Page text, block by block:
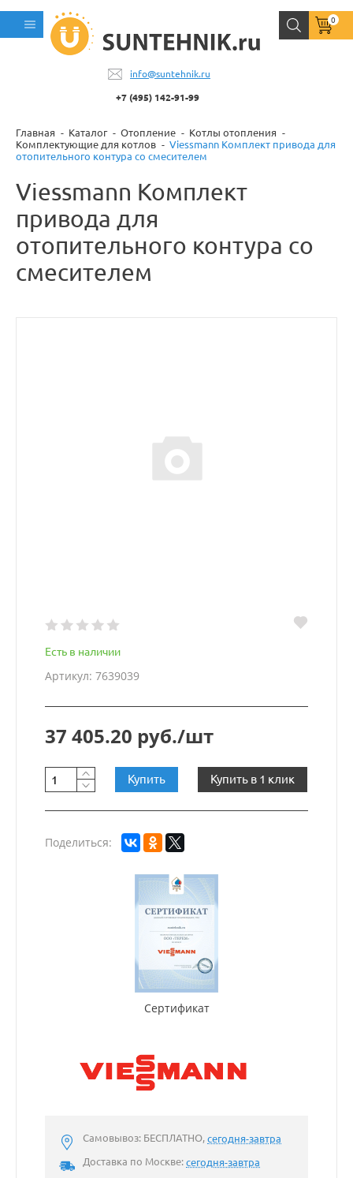
info@suntehnik.ru
+7 (495) 142-91-99
0
Главная Каталог Отопление
Котлы отопления
Комплектующие для котлов
Viessmann Комплект привода для
отопительного контура со смесителем
Viessmann Комплект
привода для
отопительного контура со
смесителем
Есть в наличии
Артикул: 7639039
37 405.20 руб./шт
Купить Купить в 1 клик
Поделиться:
Сертификат
Самовывоз: БЕСПЛАТНО,сегодня-завтра
Доставка по Москве:сегодня-завтра